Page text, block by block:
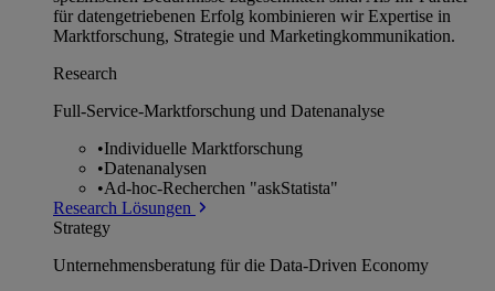
für datengetriebenen Erfolg kombinieren wir Expertise in
Marktforschung, Strategie und Marketingkommunikation.
Research
Full-Service-Marktforschung und Datenanalyse
•Individuelle Marktforschung
•Datenanalysen
•Ad-hoc-Recherchen "askStatista"
Research Lösungen
Strategy
Unternehmens­beratung für die Data-Driven Economy